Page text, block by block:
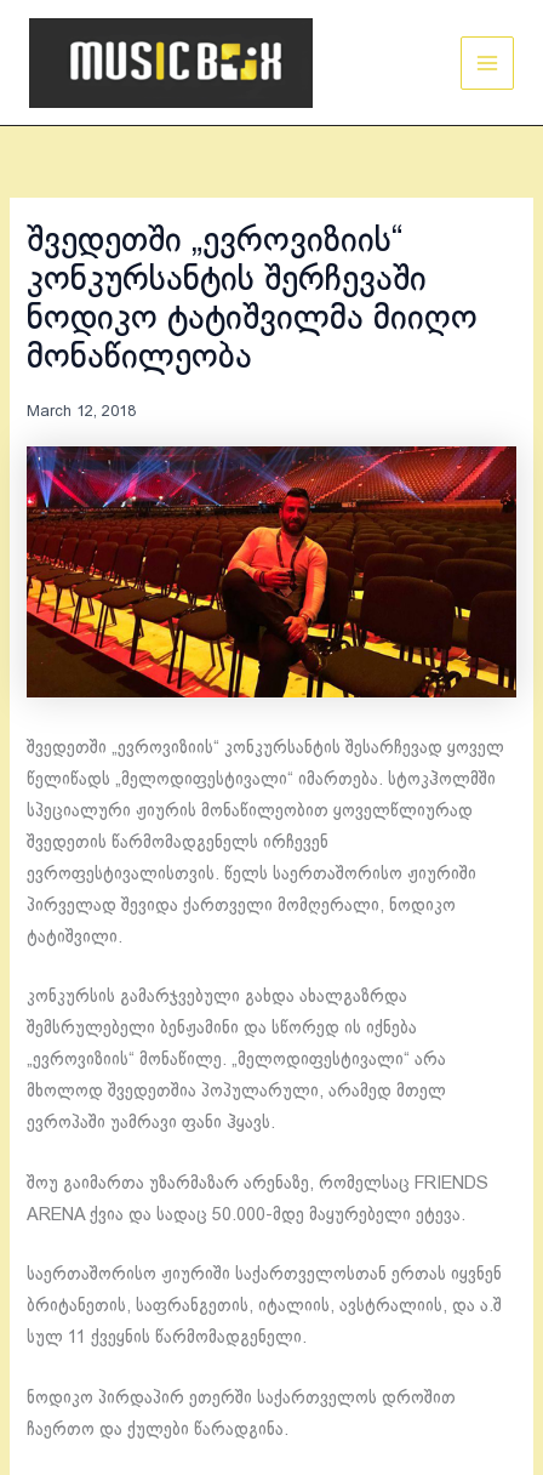
Skip
შვედეთში „ევროვიზიის“
კონკურსანტის შერჩევაში
ნოდიკო ტატიშვილმა მიიღო
მონაწილეობა
March 12, 2018
შვედეთში „ევროვიზიის“ კონკურსანტის შესარჩევად ყოველ
წელიწადს „მელოდიფესტივალი“ იმართება. სტოკჰოლმში
სპეციალური ჟიურის მონაწილეობით ყოველწლიურად
შვედეთის წარმომადგენელს ირჩევენ
ევროფესტივალისთვის. წელს საერთაშორისო ჟიურიში
პირველად შევიდა ქართველი მომღერალი, ნოდიკო
ტატიშვილი.
კონკურსის გამარჯვებული გახდა ახალგაზრდა
შემსრულებელი ბენჟამინი და სწორედ ის იქნება
„ევროვიზიის“ მონაწილე. „მელოდიფესტივალი“ არა
მხოლოდ შვედეთშია პოპულარული, არამედ მთელ
ევროპაში უამრავი ფანი ჰყავს.
შოუ გაიმართა უზარმაზარ არენაზე, რომელსაც FRIENDS
ARENA ქვია და სადაც 50.000-მდე მაყურებელი ეტევა.
საერთაშორისო ჟიურიში საქართველოსთან ერთას იყვნენ
ბრიტანეთის, საფრანგეთის, იტალიის, ავსტრალიის, და ა.შ
სულ 11 ქვეყნის წარმომადგენელი.
ნოდიკო პირდაპირ ეთერში საქართველოს დროშით
ჩაერთო და ქულები წარადგინა.